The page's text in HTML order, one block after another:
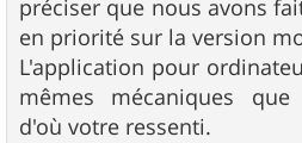
préciser que nous avons
en priorité sur la version
L'application pour
mêmes mécaniques
d'où votre ressenti.